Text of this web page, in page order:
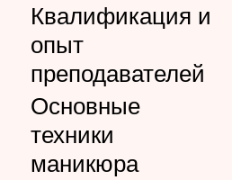
Квалификация и
опыт
преподавателей
Основные
техники
маникюра